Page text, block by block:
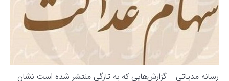
رسانه مدیاتی – گزارش‌هایی که به تازگی منتشر شده است نشان